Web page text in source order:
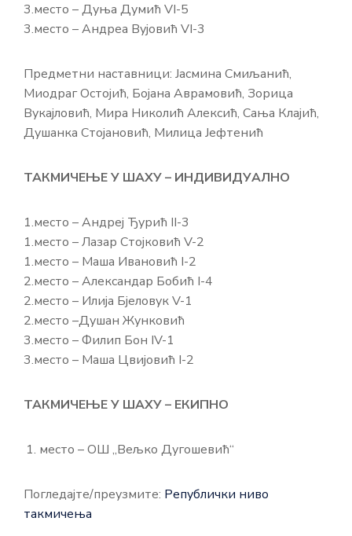
3.место – Дуња Думић VI-5
3.место – Андреа Вујовић VI-3
Предметни наставници: Јасмина Смиљанић,
Миодраг Остојић, Бојана Аврамовић, Зорица
Вукајловић, Мира Николић Алексић, Сања Клајић,
Душанка Стојановић, Милица Јефтенић
ТАКМИЧЕЊЕ У ШАХУ – ИНДИВИДУАЛНО
1.место – Андреј Ђурић II-3
1.место – Лазар Стојковић V-2
1.место – Маша Ивановић I-2
2.место – Александар Бобић I-4
2.место – Илија Бјеловук V-1
2.место –Душан Жунковић
3.место – Филип Бон IV-1
3.место – Маша Цвијовић I-2
ТАКМИЧЕЊЕ У ШАХУ – ЕКИПНО
место – ОШ „Вељко Дугошевић“
Погледајте/преузмите: Републички ниво
такмичења